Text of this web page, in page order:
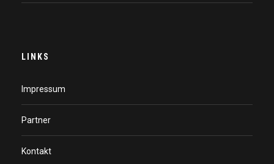
LINKS
Impressum
Partner
Kontakt